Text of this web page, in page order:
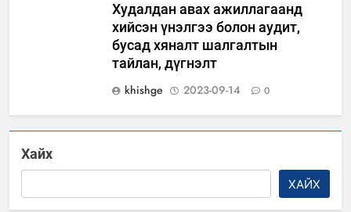
Худалдан авах ажиллагаанд
хийсэн үнэлгээ болон аудит,
бусад хяналт шалгалтын
тайлан, дүгнэлт
khishge
2023-09-14 0
Хайх
ХАЙХ